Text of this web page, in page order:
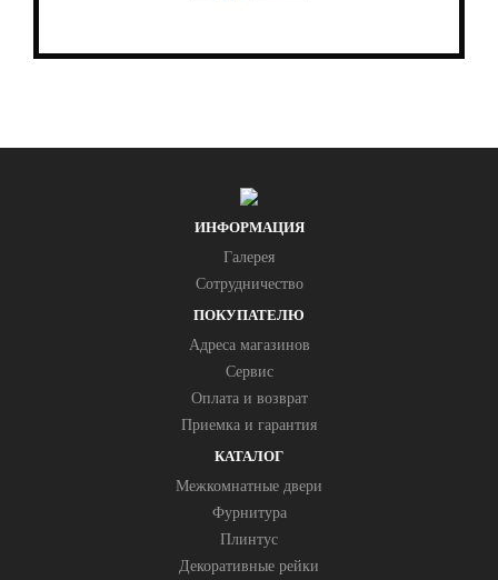
ИНФОРМАЦИЯ
Галерея
Сотрудничество
ПОКУПАТЕЛЮ
Адреса магазинов
Сервис
Оплата и возврат
Приемка и гарантия
КАТАЛОГ
Межкомнатные двери
Фурнитура
Плинтус
Декоративные рейки